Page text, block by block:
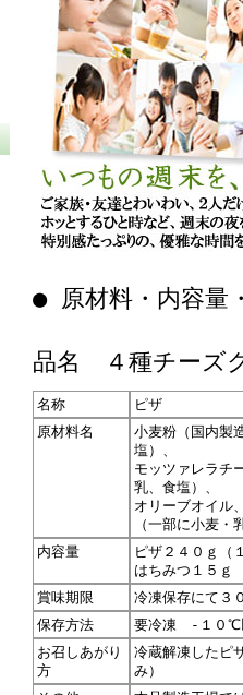
● 原材料・内容量
品名 ４種チーズ
名称
ピザ
原材料名
小麦粉（国内製
塩）、
モッツァレラチ
乳、食塩）、
オリーブオイル
（一部に小麦・
内容量
ピザ２４０ｇ（
はちみつ１５ｇ
賞味期限
冷凍保存にて３
保存方法
要冷凍 -１０℃
お召しあがり
方
冷蔵解凍したピ
み）